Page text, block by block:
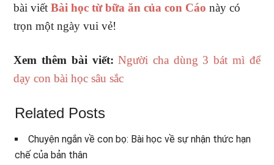
bài viếtBài học từ bữa ăn của con Cáo này có
trọn một ngày vui vẻ!
Xem thêm bài viết:Người cha dùng 3 bát mì để
dạy con bài học sâu sắc
Related Posts
Chuyện ngắn về con bọ: Bài học về sự nhận thức hạn
chế của bản thân